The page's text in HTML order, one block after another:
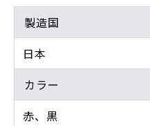
製造国
日本
カラー
赤、黒